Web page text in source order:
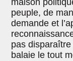
maison
peuple, de
demande et
pas
balaie le tout